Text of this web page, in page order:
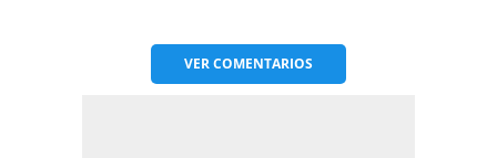
VERCOMENTARIOS